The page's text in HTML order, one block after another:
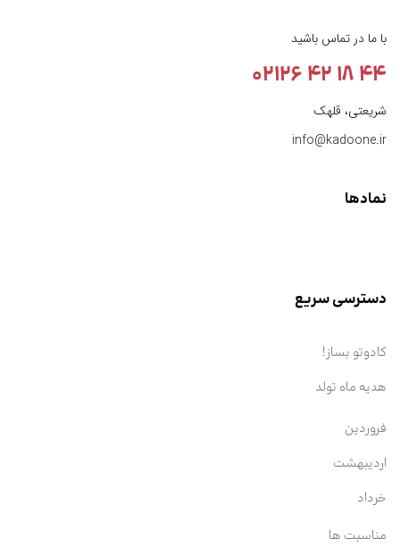
با ما در تماس باشید
44 18 42 02126
شریعتی، قلهک
info@kadoone.ir
نمادها
دسترسی سریع
کادوتو بساز!
هدیه ماه تولد
فروردین
اردیبهشت
خرداد
مناسبت ها